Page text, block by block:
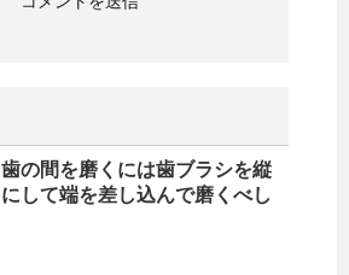
歯の間を磨くには歯ブラシを縦
にして端を差し込んで磨くべし